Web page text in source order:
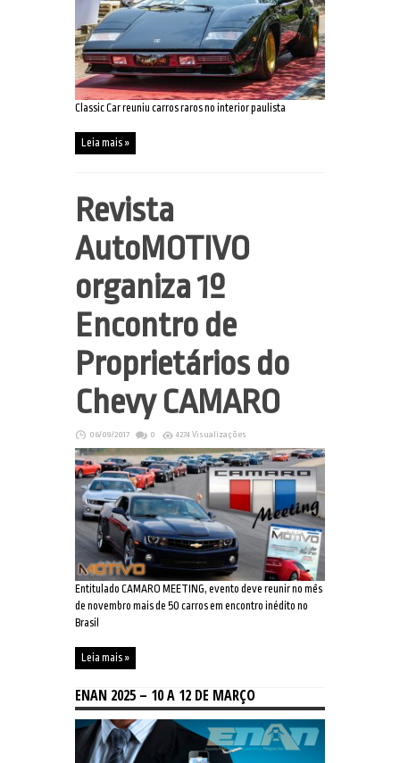
Classic Car reuniu carros raros no interior paulista
Leia mais »
Revista
AutoMOTIVO
organiza 1º
Encontro de
Proprietários do
Chevy CAMARO
06/09/2017 0 4274 Visualizações
Entitulado CAMARO MEETING, evento deve reunir no mês
de novembro mais de 50 carros em encontro inédito no
Brasil
Leia mais »
ENAN 2025 – 10 A 12 DE MARÇO